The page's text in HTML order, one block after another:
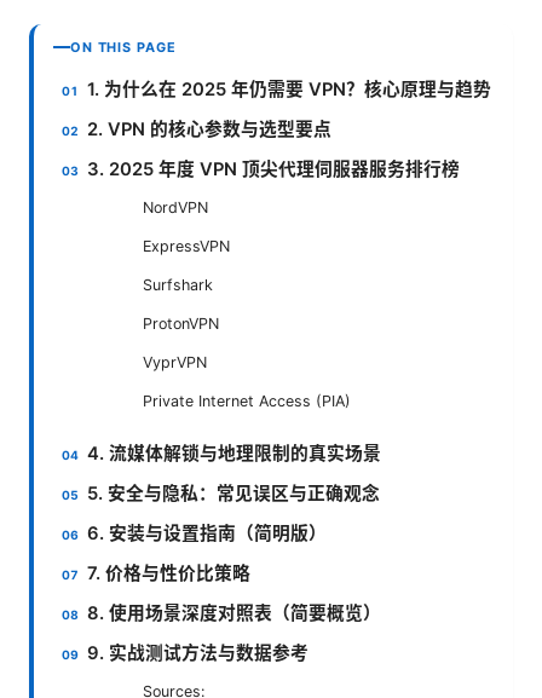
ON THIS PAGE
1. 为什么在 2025 年仍需要 VPN？核心原理与趋势
2. VPN 的核心参数与选型要点
3. 2025 年度 VPN 顶尖代理伺服器服务排行榜
NordVPN
ExpressVPN
Surfshark
ProtonVPN
VyprVPN
Private Internet Access (PIA)
4. 流媒体解锁与地理限制的真实场景
5. 安全与隐私：常见误区与正确观念
6. 安装与设置指南（简明版）
7. 价格与性价比策略
8. 使用场景深度对照表（简要概览）
9. 实战测试方法与数据参考
Sources: